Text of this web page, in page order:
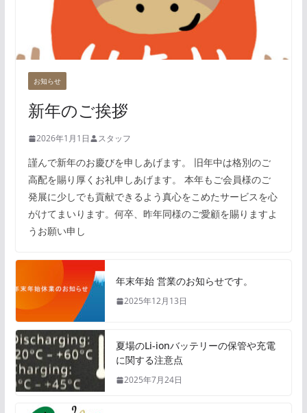
お知らせ
新年のご挨拶
2026年1月1日 スタッフ
謹んで新年のお慶びを申しあげます。 旧年中は格別のご
高配を賜り厚くお礼申しあげます。 本年もご会員様のご
発展に少しでも貢献できるよう真心をこめたサービスを心
がけてまいります。何卒、昨年同様のご愛顧を賜りますよ
うお願い申し
年末年始 営業のお知らせです。
2025年12月13日
夏場のLi-ionバッテリーの保管や充電
に関する注意点
2025年7月24日